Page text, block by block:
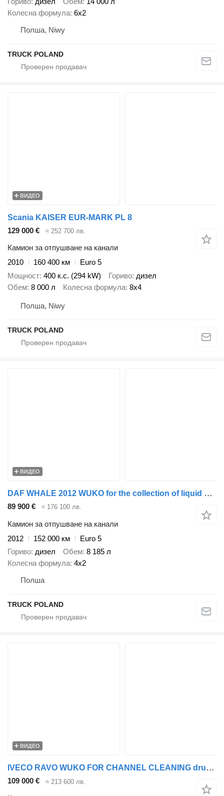
Колесна формула 6x2
Полша, Niwy
TRUCK POLAND
ВИДЕО
Scania KAISER EUR-MARK PL 8
129 000 €
≈ 252 700 лв.
Камион за отпушване на канали
2010
160 400 км
Euro 5
Мощност 400 к.с. (294 kW) Гориво дизел
Обем 8 000 л Колесна формула 8x4
Полша, Niwy
TRUCK POLAND
ВИДЕО
DAF WHALE 2012 WUKO for the collection of liquid waste
89 900 € ≈ 176 100 лв.
Камион за отпушване на канали
2012
152 000 км
Euro 5
Гориво дизел Обем 8 185 л
Колесна формула 4x2
Полша
TRUCK POLAND
ВИДЕО
IVECO RAVO WUKO FOR CHANNEL CLEANING druck saug kanal
109 000 € ≈ 213 600 лв.